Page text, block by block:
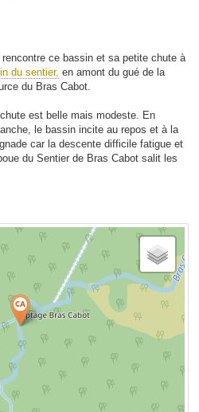
rencontre ce bassin et sa petite chute à
du sentier, en amont du gué de la
du Bras Cabot.
est belle mais modeste. En
le bassin incite au repos et à la
car la descente difficile fatigue et
du Sentier de Bras Cabot salit les